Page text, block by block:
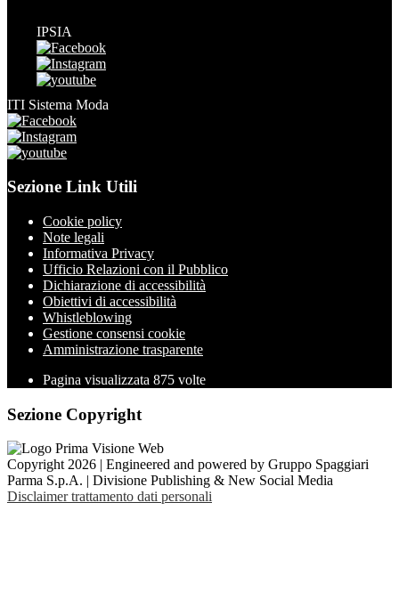
IPSIA
ITI Sistema Moda
Sezione Link Utili
Cookie policy
Note legali
Informativa Privacy
Ufficio Relazioni con il Pubblico
Dichiarazione di accessibilità
Obiettivi di accessibilità
Whistleblowing
Gestione consensi cookie
Amministrazione trasparente
Pagina visualizzata 875 volte
Sezione Copyright
Copyright 2026 | Engineered and powered by Gruppo Spaggiari
Parma S.p.A. | Divisione Publishing & New Social Media
Disclaimer trattamento dati personali